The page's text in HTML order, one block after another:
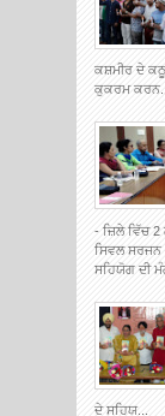
ਕਸ਼ਮੀਰ ਦੇ
ਕੁਕਰਮ ਕਰਨ...
- ਜ਼ਿਲੇ ਵਿੱਚ
ਸਿਵਲ
ਸਹਿਯੋਗ ਦੀ
ਦੇ ਸਹਿਯ...